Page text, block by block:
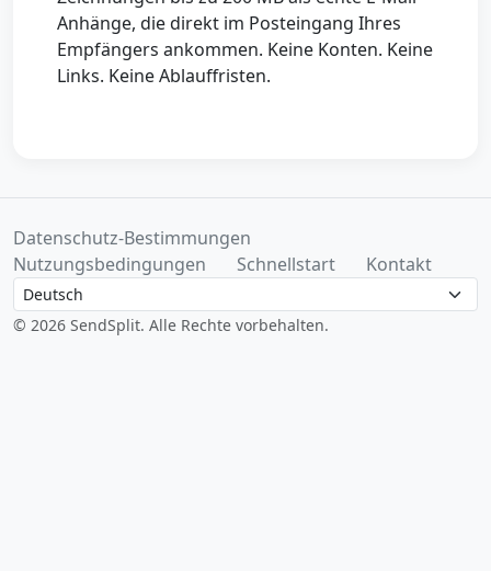
Anhänge, die direkt im Posteingang Ihres
Empfängers ankommen. Keine Konten. Keine
Links. Keine Ablauffristen.
Datenschutz-Bestimmungen
Nutzungsbedingungen
Schnellstart
Kontakt
Language
© 2026 SendSplit. Alle Rechte vorbehalten.